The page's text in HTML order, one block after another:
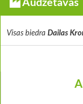
Audzētavas
Visas biedra Dailas